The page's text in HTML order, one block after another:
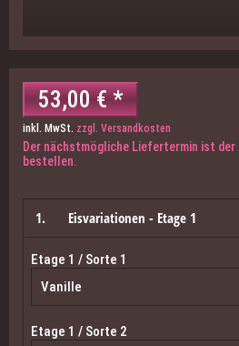
53,00 € *
inkl. MwSt. zzgl. Versandkosten
Der nächstmögliche Liefertermin ist der
bestellen.
1. Eisvariationen - Etage 1
Etage 1 / Sorte 1
Etage 1 / Sorte 2